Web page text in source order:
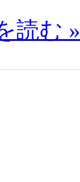
読む »